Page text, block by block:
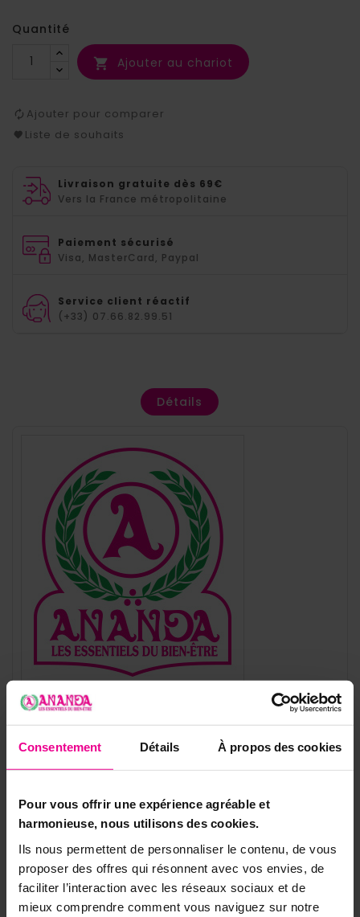
Consentement Détails À propos des cookies
Pour vous offrir une expérience agréable et
harmonieuse, nous utilisons des cookies.
Ils nous permettent de personnaliser le contenu, de vous
proposer des offres qui résonnent avec vos envies, de
faciliter l’interaction avec les réseaux sociaux et de
mieux comprendre comment vous naviguez sur notre
Quantité
 Ajouter au chariot
Ajouter pour comparer
Liste de souhaits
Livraison gratuite dès 69€
Vers la France métropolitaine
Paiement sécurisé
Visa, MasterCard, Paypal
Service client réactif
(+33) 07.66.82.99.51
Détails
Référence
Fiche technique
Saint
Jésus Christ
Vierge Marie
Objet Catholique Orthod
Oxe
Images saintes
Objets Ésotériques Autocollants